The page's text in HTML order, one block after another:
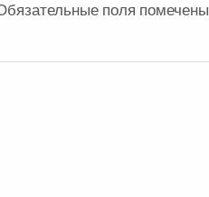
поля помечены